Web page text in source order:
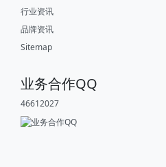
行业资讯
品牌资讯
Sitemap
业务合作QQ
46612027